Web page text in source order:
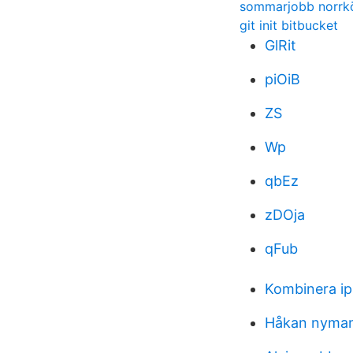
sommarjobb
git init bitbucket
GlRit
piOiB
ZS
Wp
qbEz
zDOja
qFub
Kombinera
Håkan